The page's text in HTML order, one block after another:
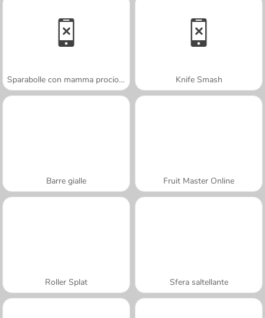
Sparabolle con mamma procione Knife Smash
Barre gialle Fruit Master Online
Roller Splat Sfera saltellante